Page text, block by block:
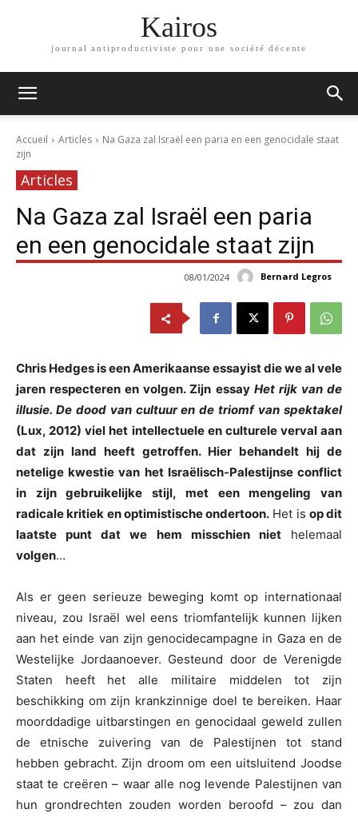
Kairos
journal antiproductiviste pour une société décente
Accueil Articles
Na Gaza zal Israël een paria en een genocidale staat
zijn
Articles
Na Gaza zal Israël een paria
en een genocidale staat zijn
Bernard Legros
08/01/2024
Chris Hedges is een Amerikaanse essayist die we al vele
jaren respecteren en volgen. Zijn essay Het rijk van de
illusie. De dood van cultuur en de triomf van spektakel
(Lux, 2012) viel het intellectuele en culturele verval aan
dat zijn land heeft getroffen. Hier behandelt hij de
netelige kwestie van het Israëlisch-Palestijnse conflict
in zijn gebruikelijke stijl, met een mengeling van
radicale kritiek en optimistische ondertoon. Het is op dit
laatste punt dat we hem misschien niethelemaal
volgen…
Als er geen serieuze beweging komt op internationaal
niveau, zou Israël wel eens triomfantelijk kunnen lijken
aan het einde van zijn genocidecampagne in Gaza en de
Westelijke Jordaanoever. Gesteund door de Verenigde
Staten heeft het alle militaire middelen tot zijn
beschikking om zijn krankzinnige doel te bereiken. Haar
moorddadige uitbarstingen en genocidaal geweld zullen
de etnische zuivering van de Palestijnen tot stand
hebben gebracht. Zijn droom om een uitsluitend Joodse
staat te creëren – waar alle nog levende Palestijnen van
hun grondrechten zouden worden beroofd – zou dan